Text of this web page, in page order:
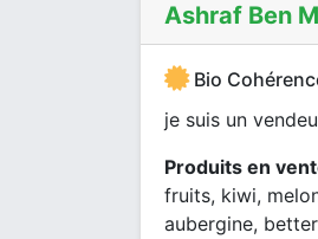
Ashraf Ben
Bio
je suis un
Produits en
fruits, kiwi,
aubergine,